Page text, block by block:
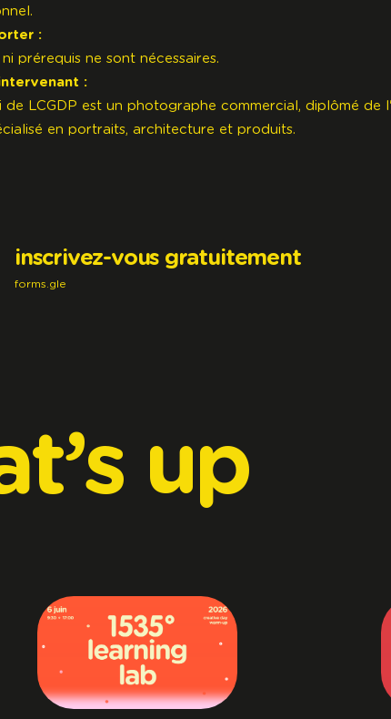
:
prérequis ne sont nécessaires.
:
de LCGDP est un photographe commercial, diplômé de
en portraits, architecture et produits.
inscrivez-vous gratuitement
forms.gle
up